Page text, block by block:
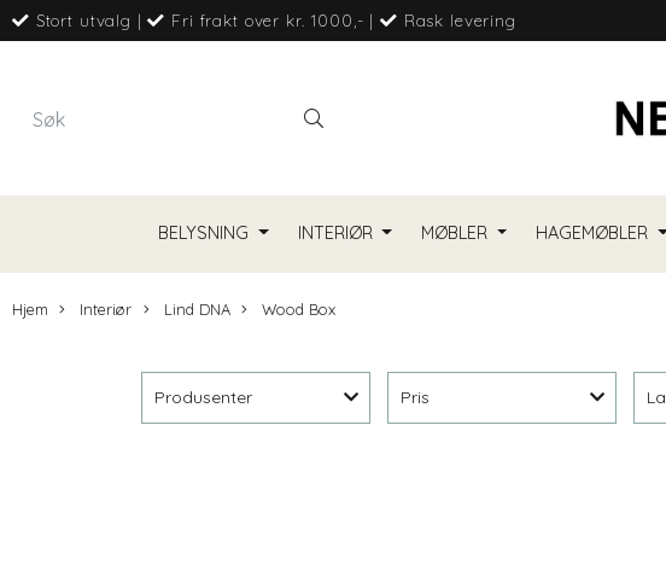
Stort utvalg | Fri frakt over kr. 1000,- | Rask levering
BELYSNING INTERIØR MØBLER HAGEMØBLER
Hjem Interiør Lind DNA Wood Box
Produsenter Pris